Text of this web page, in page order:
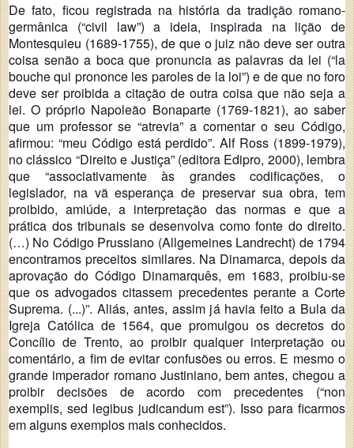
De fato, ficou registrada na história da tradição romano-
germânica (“civil law”) a ideia, inspirada na lição de
Montesquieu (1689-1755), de que o juiz não deve ser outra
coisa senão a boca que pronuncia as palavras da lei (“la
bouche qui prononce les paroles de la loi”) e de que no foro
deve ser proibida a citação de outra coisa que não seja a
lei. O próprio Napoleão Bonaparte (1769-1821), ao saber
que um professor se “atrevia” a comentar o seu Código,
afirmou: “meu Código está perdido”. Alf Ross (1899-1979),
no clássico “Direito e Justiça” (editora Edipro, 2000), lembra
que “associativamente às grandes codificações, o
legislador, na vã esperança de preservar sua obra, tem
proibido, amiúde, a interpretação das normas e que a
prática dos tribunais se desenvolva como fonte do direito.
(…) No Código Prussiano (Allgemeines Landrecht) de 1794
encontramos preceitos similares. Na Dinamarca, depois da
aprovação do Código Dinamarquês, em 1683, proibiu-se
que os advogados citassem precedentes perante a Corte
Suprema. (...)”. Aliás, antes, assim já havia feito a Bula da
Igreja Católica de 1564, que promulgou os decretos do
Concílio de Trento, ao proibir qualquer interpretação ou
comentário, a fim de evitar confusões ou erros. E mesmo o
grande imperador romano Justiniano, bem antes, chegou a
proibir decisões de acordo com precedentes (“non
exemplis, sed legibus judicandum est”). Isso para ficarmos
em alguns exemplos mais conhecidos.